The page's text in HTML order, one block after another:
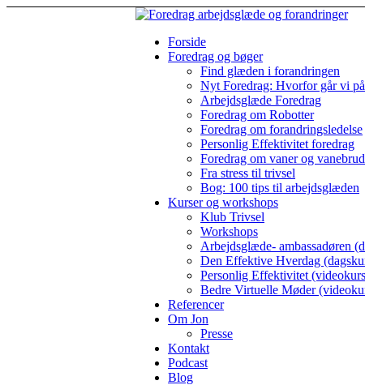
Forside
Foredrag og bøger
Find glæden i forandringen
Nyt Foredrag: Hvorfor går vi
Arbejdsglæde Foredrag
Foredrag om Robotter
Foredrag om forandringsledelse
Personlig Effektivitet foredrag
Foredrag om vaner og vanebrud
Fra stress til trivsel
Bog: 100 tips til arbejdsglæden
Kurser og workshops
Klub Trivsel
Workshops
Arbejdsglæde- ambassadøren
Den Effektive Hverdag
Personlig Effektivitet
Bedre Virtuelle Møder
Referencer
Om Jon
Presse
Kontakt
Podcast
Blog